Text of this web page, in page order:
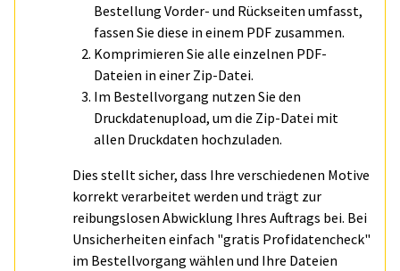
Bestellung Vorder- und Rückseiten umfasst,
fassen Sie diese in einem PDF zusammen.
Komprimieren Sie alle einzelnen PDF-
Dateien in einer Zip-Datei.
Im Bestellvorgang nutzen Sie den
Druckdatenupload, um die Zip-Datei mit
allen Druckdaten hochzuladen.
Dies stellt sicher, dass Ihre verschiedenen Motive
korrekt verarbeitet werden und trägt zur
reibungslosen Abwicklung Ihres Auftrags bei. Bei
Unsicherheiten einfach "gratis Profidatencheck"
im Bestellvorgang wählen und Ihre Dateien